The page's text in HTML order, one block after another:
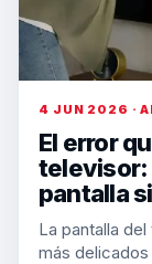
4 JUN 2026 ·
El error
televisor:
pantalla
La pantalla
más delicados